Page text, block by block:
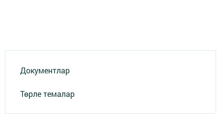
Документлар
Төрле темалар